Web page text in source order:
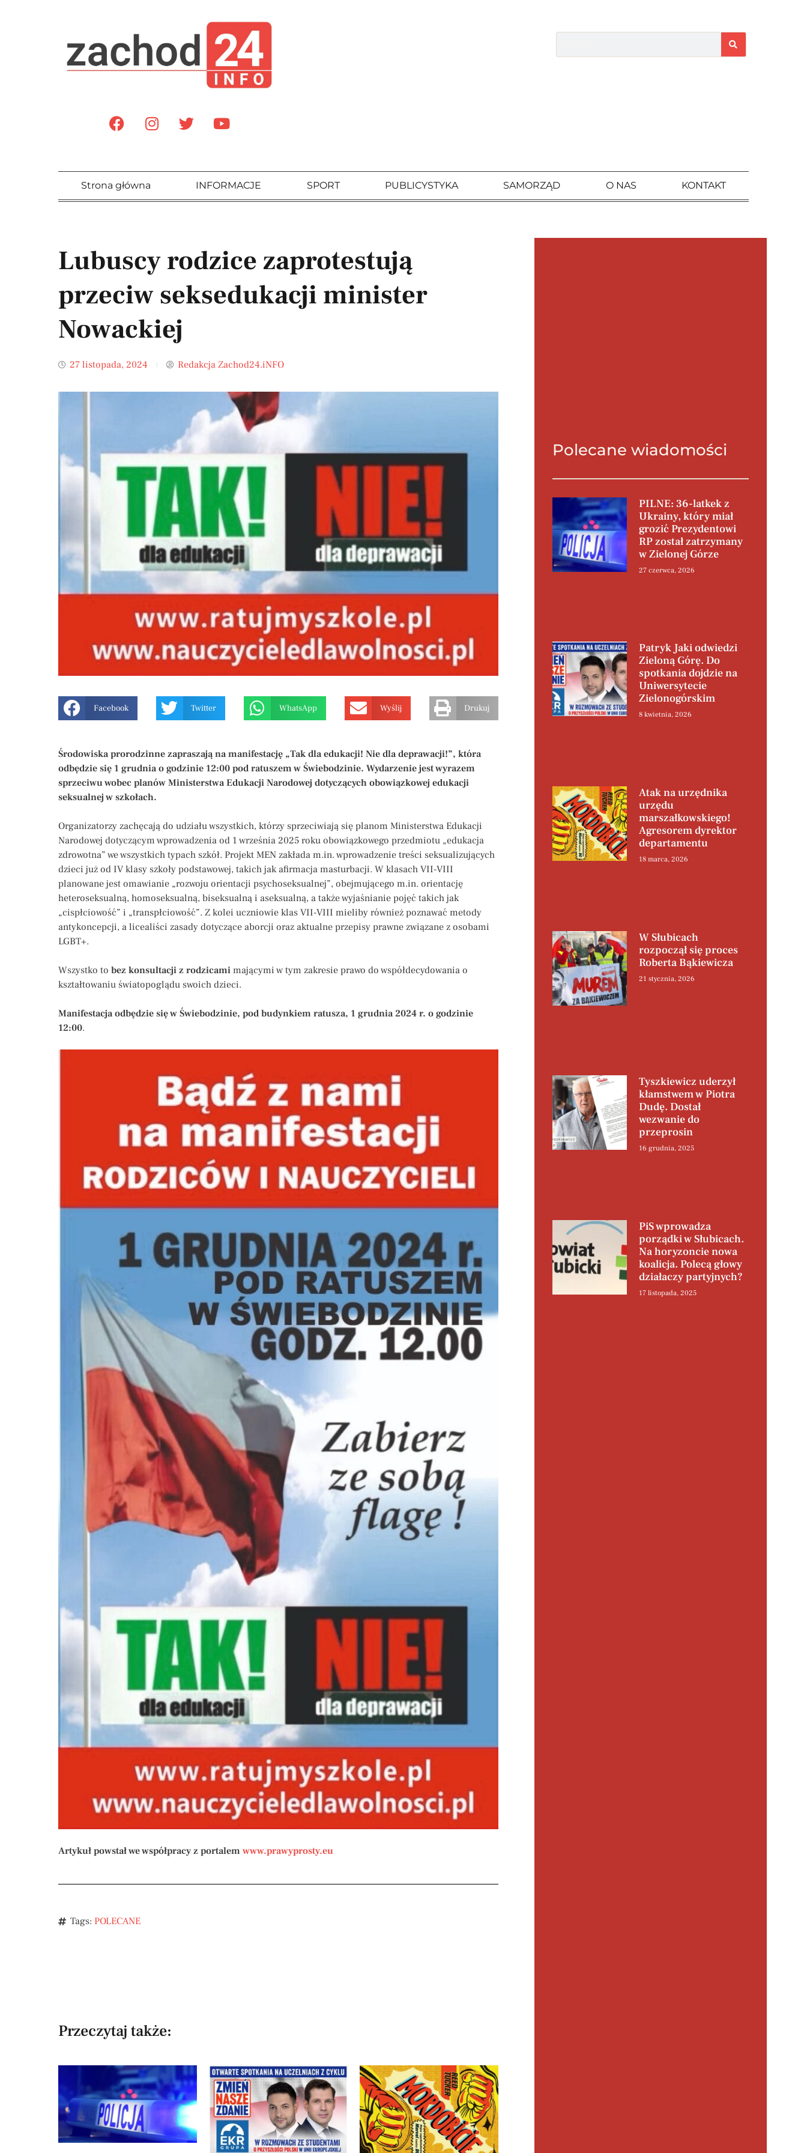
Strona główna INFORMACJE SPORT PUBLICYSTYKA SAMORZĄD O NAS KONTAKT
Lubuscy rodzice zaprotestują
przeciw seksedukacji minister
Nowackiej
27 listopada, 2024 Redakcja Zachod24.iNFO
Facebook Twitter WhatsApp Wyślij Drukuj
Środowiska prorodzinne zapraszają na manifestację „Tak dla edukacji! Nie dla deprawacji!”, która
odbędzie się 1 grudnia o godzinie 12:00 pod ratuszem w Świebodzinie. Wydarzenie jest wyrazem
sprzeciwu wobec planów Ministerstwa Edukacji Narodowej dotyczących obowiązkowej edukacji
seksualnej w szkołach.
Organizatorzy zachęcają do udziału wszystkich, którzy sprzeciwiają się planom Ministerstwa Edukacji
Narodowej dotyczącym wprowadzenia od 1 września 2025 roku obowiązkowego przedmiotu „edukacja
zdrowotna” we wszystkich typach szkół. Projekt MEN zakłada m.in. wprowadzenie treści seksualizujących
dzieci już od IV klasy szkoły podstawowej, takich jak afirmacja masturbacji. W klasach VII-VIII
planowane jest omawianie „rozwoju orientacji psychoseksualnej”, obejmującego m.in. orientację
heteroseksualną, homoseksualną, biseksualną i aseksualną, a także wyjaśnianie pojęć takich jak
„cispłciowość” i „transpłciowość”. Z kolei uczniowie klas VII-VIII mieliby również poznawać metody
antykoncepcji, a licealiści zasady dotyczące aborcji oraz aktualne przepisy prawne związane z osobami
LGBT+.
Wszystko to bez konsultacji z rodzicami mającymi w tym zakresie prawo do współdecydowania o
kształtowaniu światopoglądu swoich dzieci.
Manifestacja odbędzie się w Świebodzinie, pod budynkiem ratusza, 1 grudnia 2024 r. o godzinie
12:00.
Artykuł powstał we współpracy z portalem www.prawyprosty.eu
Tags: POLECANE
Przeczytaj także:
Polecane wiadomości
PILNE: 36-latkek z
Ukrainy, który miał
grozić Prezydentowi
RP został zatrzymany
w Zielonej Górze
27 czerwca, 2026
Patryk Jaki odwiedzi
Zieloną Górę. Do
spotkania dojdzie na
Uniwersytecie
Zielonogórskim
8 kwietnia, 2026
Atak na urzędnika
urzędu
marszałkowskiego!
Agresorem dyrektor
departamentu
18 marca, 2026
W Słubicach
rozpoczął się proces
Roberta Bąkiewicza
21 stycznia, 2026
Tyszkiewicz uderzył
kłamstwem w Piotra
Dudę. Dostał
wezwanie do
przeprosin
16 grudnia, 2025
PiS wprowadza
porządki w Słubicach.
Na horyzoncie nowa
koalicja. Polecą głowy
działaczy partyjnych?
17 listopada, 2025